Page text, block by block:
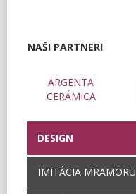
NAŠI PARTNERI
ARGENTA
CERÁMICA
DESIGN
IMITÁCIA MRAMORU